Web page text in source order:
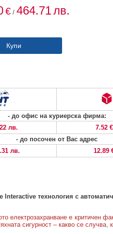
€ / 464.71лв.
- до офис на куриерска фирма:
лв.
7.52
- до посочен от Вас адрес
лв.
12.89
Interactive технология с
електрозахранване е критичен
сигурност – какво се случва,